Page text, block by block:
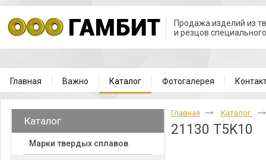
Продажа изделий из
и резцов
Главная Важно Каталог Фотогалерея
Каталог
Марки твердых сплавов
Главная Каталог
21130 T5K10